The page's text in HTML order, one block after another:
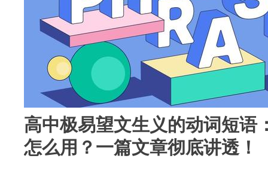
高中极易望文生义的动词短语
怎么用？一篇文章彻底讲透！